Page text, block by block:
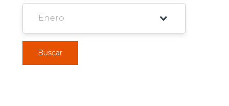
Buscar